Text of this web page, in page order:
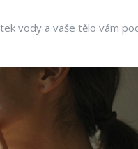
vody a vaše tělo vám